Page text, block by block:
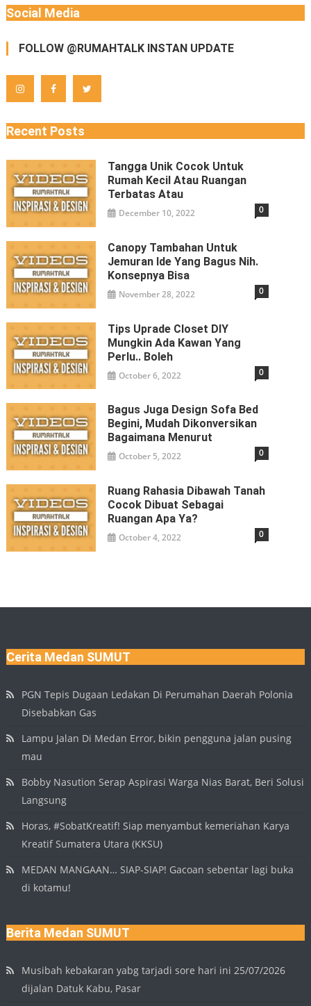
Social Media
FOLLOW @RUMAHTALK INSTAN UPDATE
Recent Posts
Tangga Unik Cocok Untuk
Rumah Kecil Atau Ruangan
Terbatas Atau
December 10, 2022 0
Canopy Tambahan Untuk
Jemuran Ide Yang Bagus Nih.
Konsepnya Bisa
November 28, 2022 0
Tips Uprade Closet DIY
Mungkin Ada Kawan Yang
Perlu.. Boleh
October 6, 2022 0
Bagus Juga Design Sofa Bed
Begini, Mudah Dikonversikan
Bagaimana Menurut
October 5, 2022 0
Ruang Rahasia Dibawah Tanah
Cocok Dibuat Sebagai
Ruangan Apa Ya?
October 4, 2022 0
Cerita Medan SUMUT
PGN Tepis Dugaan Ledakan Di Perumahan Daerah Polonia
Disebabkan Gas
Lampu Jalan Di Medan Error, bikin pengguna jalan pusing
mau
Bobby Nasution Serap Aspirasi Warga Nias Barat, Beri Solusi
Langsung
Horas, #SobatKreatif! Siap menyambut kemeriahan Karya
Kreatif Sumatera Utara (KKSU)
MEDAN MANGAAN… SIAP-SIAP! Gacoan sebentar lagi buka
di kotamu!
Berita Medan SUMUT
Musibah kebakaran yabg tarjadi sore hari ini 25/07/2026
dijalan Datuk Kabu, Pasar